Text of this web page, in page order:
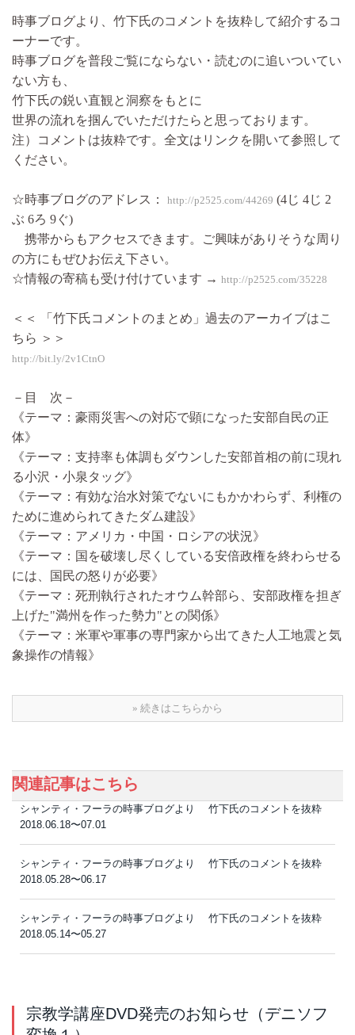
時事ブログより、竹下氏のコメントを抜粋して紹介するコ
ーナーです。
時事ブログを普段ご覧にならない・読むのに追いついてい
ない方も、
竹下氏の鋭い直観と洞察をもとに
世界の流れを掴んでいただけたらと思っております。
注）コメントは抜粋です。全文はリンクを開いて参照して
ください。
☆時事ブログのアドレス： http://p2525.com/44269 (4じ 4じ 2
ぶ 6ろ 9ぐ)
携帯からもアクセスできます。ご興味がありそうな周り
の方にもぜひお伝え下さい。
☆情報の寄稿も受け付けています → http://p2525.com/35228
＜＜ 「竹下氏コメントのまとめ」過去のアーカイブはこ
ちら ＞＞
http://bit.ly/2v1CtnO
－目 次－
《テーマ：豪雨災害への対応で顕になった安部自民の正
体》
《テーマ：支持率も体調もダウンした安部首相の前に現れ
る小沢・小泉タッグ》
《テーマ：有効な治水対策でないにもかかわらず、利権の
ために進められてきたダム建設》
《テーマ：アメリカ・中国・ロシアの状況》
《テーマ：国を破壊し尽くしている安倍政権を終わらせる
には、国民の怒りが必要》
《テーマ：死刑執行されたオウム幹部ら、安部政権を担ぎ
上げた"満州を作った勢力"との関係》
《テーマ：米軍や軍事の専門家から出てきた人工地震と気
象操作の情報》
» 続きはこちらから
関連記事はこちら
シャンティ・フーラの時事ブログより 竹下氏のコメントを抜粋
2018.06.18〜07.01
シャンティ・フーラの時事ブログより 竹下氏のコメントを抜粋
2018.05.28〜06.17
シャンティ・フーラの時事ブログより 竹下氏のコメントを抜粋
2018.05.14〜05.27
宗教学講座DVD発売のお知らせ（デニソフ